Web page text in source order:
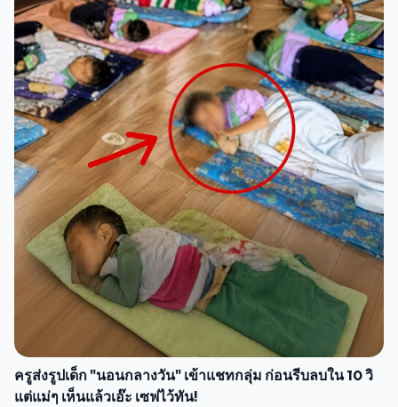
ครูส่งรูปเด็ก "นอนกลางวัน" เข้าแชทกลุ่ม ก่อนรีบลบใน 10 วิ
แต่แม่ๆ เห็นแล้วเอ๊ะ เซฟไว้ทัน!